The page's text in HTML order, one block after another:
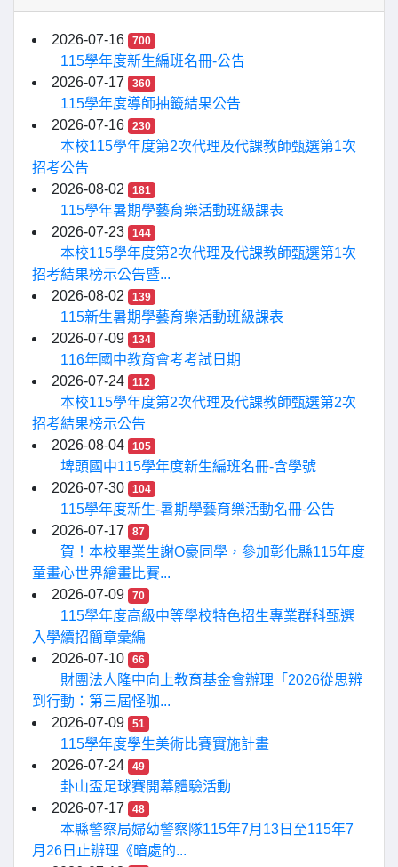
2026-07-16 700
115學年度新生編班名冊-公告
2026-07-17
360
115學年度導師抽籤結果公告
2026-07-16
230
本校115學年度第2次代理及代課教師甄選第1次
招考公告
2026-08-02
181
115學年暑期學藝育樂活動班級課表
2026-07-23
144
本校115學年度第2次代理及代課教師甄選第1次
招考結果榜示公告暨...
2026-08-02
139
115新生暑期學藝育樂活動班級課表
2026-07-09
134
116年國中教育會考考試日期
2026-07-24
112
本校115學年度第2次代理及代課教師甄選第2次
招考結果榜示公告
2026-08-04
105
埤頭國中115學年度新生編班名冊-含學號
2026-07-30
104
115學年度新生-暑期學藝育樂活動名冊-公告
2026-07-17
87
賀！本校畢業生謝O豪同學，參加彰化縣115年度
童畫心世界繪畫比賽...
2026-07-09
70
115學年度高級中等學校特色招生專業群科甄選
入學續招簡章彙編
2026-07-10
66
財團法人隆中向上教育基金會辦理「2026從思辨
到行動：第三屆怪咖...
2026-07-09
51
115學年度學生美術比賽實施計畫
2026-07-24
49
卦山盃足球賽開幕體驗活動
2026-07-17
48
本縣警察局婦幼警察隊115年7月13日至115年7
月26日止辦理《暗處的...